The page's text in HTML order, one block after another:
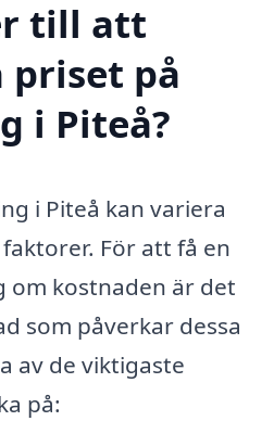
till att
priset på
i Piteå?
i Piteå kan variera
För att få en
kostnaden är det
som påverkar dessa
av de viktigaste
på: